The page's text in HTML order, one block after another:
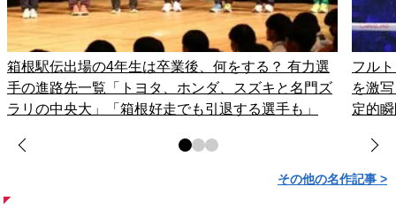
箱根駅伝出場の4年生は卒業後、何をする？ 有力選
手の進路先一覧「トヨタ、ホンダ、スズキと名門ズ
ラリの中央大」「箱根好走でも引退する選手も」
フル
を激
定的
その他の名作記事 >